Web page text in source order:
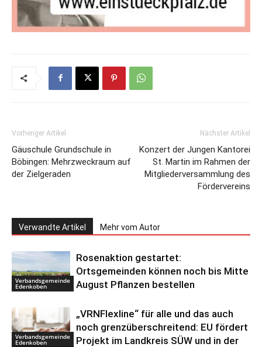
Vorheriger Artikel
Gäuschule Grundschule in
Böbingen: Mehrzweckraum auf
der Zielgeraden
Nächster Artikel
Konzert der Jungen Kantorei
St. Martin im Rahmen der
Mitgliederversammlung des
Fördervereins
Verwandte Artikel Mehr vom Autor
Verbandsgemeinde
Edenkoben
Rosenaktion gestartet:
Ortsgemeinden können noch bis Mitte
August Pflanzen bestellen
Verbandsgemeinde
Edenkoben
„VRNFlexline“ für alle und das auch
noch grenzüberschreitend: EU fördert
Projekt im Landkreis SÜW und in der